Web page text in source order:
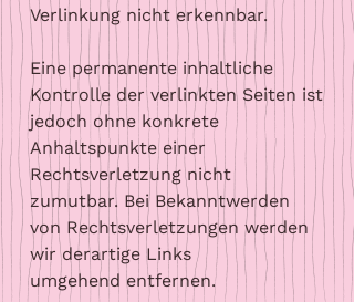
Verlinkung nicht erkennbar.
Eine permanente inhaltliche
Kontrolle der verlinkten Seiten ist
jedoch ohne konkrete
Anhaltspunkte einer
Rechtsverletzung nicht
zumutbar. Bei Bekanntwerden
von Rechtsverletzungen werden
wir derartige Links
umgehend entfernen.